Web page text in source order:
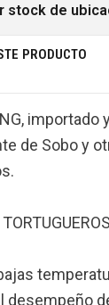
stock de
PRODUCTO
importado
de Sobo y
desempeño